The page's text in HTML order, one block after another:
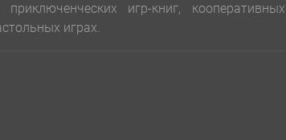
игр-книг, кооперативных
играх.